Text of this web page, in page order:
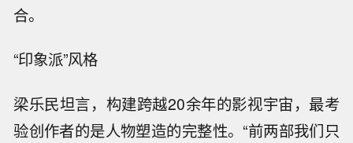
合。
“印象派”风格
梁乐民坦言，构建跨越20余年的影视宇宙，最考
验创作者的是人物塑造的完整性。“前两部我们只